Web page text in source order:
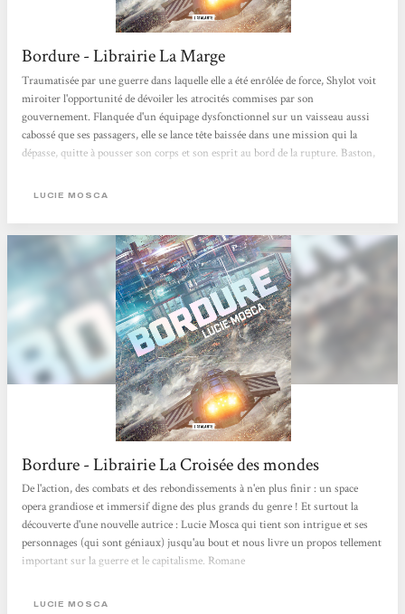
Bordure - Librairie La Marge
Traumatisée par une guerre dans laquelle elle a été enrôlée de force, Shylot voit
miroiter l'opportunité de dévoiler les atrocités commises par son
gouvernement. Flanquée d'un équipage dysfonctionnel sur un vaisseau aussi
cabossé que ses passagers, elle se lance tête baissée dans une mission qui la
dépasse, quitte à pousser son corps et son esprit au bord de la rupture. Baston,
alsacienne !
LUCIE MOSCA
Bordure - Librairie La Croisée des mondes
De l'action, des combats et des rebondissements à n'en plus finir : un space
opera grandiose et immersif digne des plus grands du genre ! Et surtout la
découverte d'une nouvelle autrice : Lucie Mosca qui tient son intrigue et ses
personnages (qui sont géniaux) jusqu'au bout et nous livre un propos tellement
important sur la guerre et le capitalisme. Romane
LUCIE MOSCA